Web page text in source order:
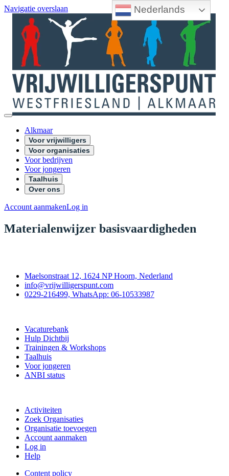
Nederlands
Navigatie overslaan
Alkmaar
Voor vrijwilligers
Voor organisaties
Voor bedrijven
Voor jongeren
Taalhuis
Over ons
Account aanmakenLog in
Materialenwijzer basisvaardigheden
Maelsonstraat 12, 1624 NP Hoorn, Nederland
info@vrijwilligerspunt.com
0229-216499, WhatsApp: 06-10533987
Vacaturebank
Hulp Dichtbij
Trainingen & Workshops
Taalhuis
Voor jongeren
ANBI status
Activiteiten
Zoek Organisaties
Organisatie toevoegen
Account aanmaken
Log in
Help
Content policy